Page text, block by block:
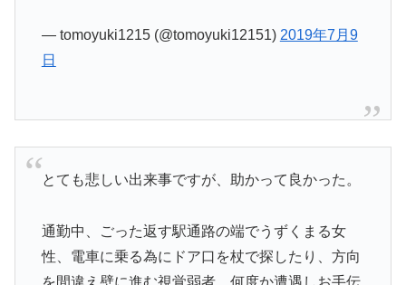
— tomoyuki1215 (@tomoyuki12151) 2019年7月9
日
とても悲しい出来事ですが、助かって良かった。
通勤中、ごった返す駅通路の端でうずくまる女
性、電車に乗る為にドア口を杖で探したり、方向
を間違え壁に進む視覚弱者、何度か遭遇しお手伝